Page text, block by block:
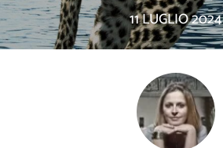
11 LUGLIO 2024